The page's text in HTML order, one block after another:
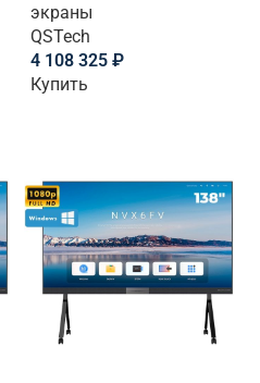
экраны
QSTech
4 108 325 ₽
Купить